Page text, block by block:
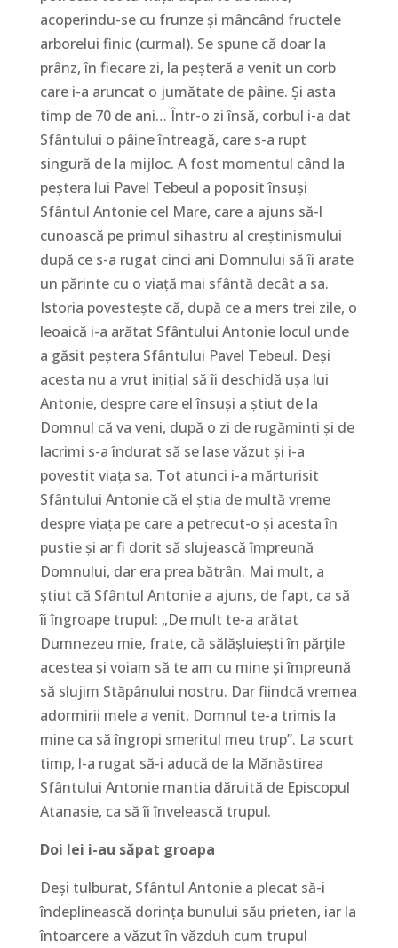
acoperindu-se cu frunze și mâncând fructele
arborelui finic (curmal). Se spune că doar la
prânz, în fiecare zi, la peșteră a venit un corb
care i-a aruncat o jumătate de pâine. Și asta
timp de 70 de ani… Într-o zi însă, corbul i-a dat
Sfântului o pâine întreagă, care s-a rupt
singură de la mijloc. A fost momentul când la
peștera lui Pavel Tebeul a poposit însuși
Sfântul Antonie cel Mare, care a ajuns să-l
cunoască pe primul sihastru al creștinismului
după ce s-a rugat cinci ani Domnului să îi arate
un părinte cu o viață mai sfântă decât a sa.
Istoria povestește că, după ce a mers trei zile, o
leoaică i-a arătat Sfântului Antonie locul unde
a găsit peștera Sfântului Pavel Tebeul. Deși
acesta nu a vrut inițial să îi deschidă ușa lui
Antonie, despre care el însuși a știut de la
Domnul că va veni, după o zi de rugăminți și de
lacrimi s-a îndurat să se lase văzut și i-a
povestit viața sa. Tot atunci i-a mărturisit
Sfântului Antonie că el știa de multă vreme
despre viața pe care a petrecut-o și acesta în
pustie și ar fi dorit să slujească împreună
Domnului, dar era prea bătrân. Mai mult, a
știut că Sfântul Antonie a ajuns, de fapt, ca să
îi îngroape trupul: „De mult te-a arătat
Dumnezeu mie, frate, că sălășluiești în părțile
acestea și voiam să te am cu mine și împreună
să slujim Stăpânului nostru. Dar fiindcă vremea
adormirii mele a venit, Domnul te-a trimis la
mine ca să îngropi smeritul meu trup”. La scurt
timp, l-a rugat să-i aducă de la Mănăstirea
Sfântului Antonie mantia dăruită de Episcopul
Atanasie, ca să îi învelească trupul.
Doi lei i-au săpat groapa
Deși tulburat, Sfântul Antonie a plecat să-i
îndeplinească dorința bunului său prieten, iar la
întoarcere a văzut în văzduh cum trupul